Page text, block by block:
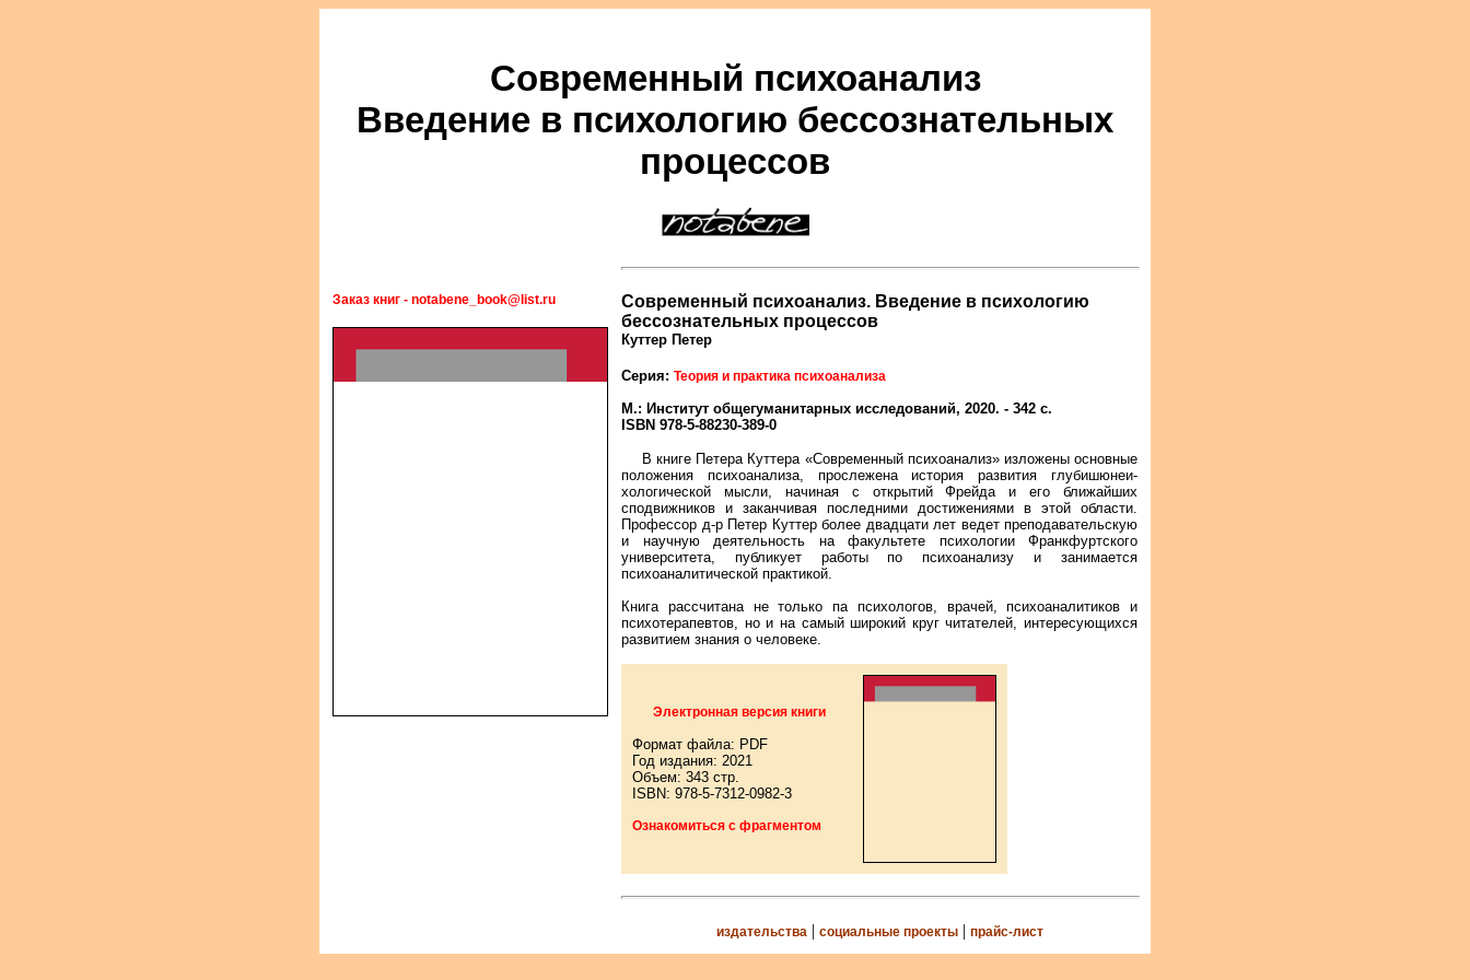
Современный психоанализ
Введение в психологию бессознательных
процессов
Заказ книг - notabene_book@list.ru
Современный психоанализ. Введение в психологию
бессознательных процессов
Куттер Петер
Серия: Теория и практика психоанализа
М.: Институт общегуманитарных исследований, 2020. - 342 с.
ISBN 978-5-88230-389-0
В книге Петера Куттера «Современный психоанализ» изложены основные
положения психоанализа, прослежена история развития глубишюнеи-
хологической мысли, начиная с открытий Фрейда и его ближайших
сподвижников и заканчивая последними достижениями в этой области.
Профессор д-р Петер Куттер более двадцати лет ведет преподавательскую
и научную деятельность на факультете психологии Франкфуртского
университета, публикует работы по психоанализу и занимается
психоаналитической практикой.
Книга рассчитана не только па психологов, врачей, психоаналитиков и
психотерапевтов, но и на самый широкий круг читателей, интересующихся
развитием знания о человеке.
Электронная версия книги
Формат файла: PDF
Год издания: 2021
Объем: 343 стр.
ISBN: 978-5-7312-0982-3
Ознакомиться с фрагментом
издательства | социальные проекты| прайс-лист